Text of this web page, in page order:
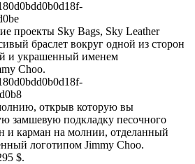
проекты Sky Bags, Sky Leather
браслет вокруг одной из сторон
и украшенный именем
Choo.
открыв которую вы
замшевую подкладку песочного
и карман на молнии, отделанный
логотипом Jimmy Choo.
$.